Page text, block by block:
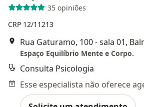
35 opiniões
CRP 12/11213
Espaço Equilíbrio Mente e Corpo.
Consulta Psicologia